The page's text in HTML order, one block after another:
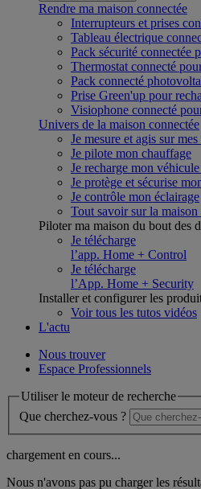
Rendre ma maison connectée
Interrupteurs et prises
Tableau électrique
Pack sécurité connectée
Thermostat connecté
Pack connecté
Prise Green'up pour
Visiophone connecté
Univers de la maison connectée
Je mesure et agis sur
Je pilote mon chauffage
Je recharge mon
Je protège et sécurise
Je contrôle mon éclairage
Tout savoir sur la maison
Piloter ma maison du bout des
Je télécharge
l’app. Home + Control
Je télécharge
l’App. Home + Security
Installer et configurer les
Voir tous les tutos vidéos
L'actu
Nous trouver
Espace Professionnels
Utiliser le moteur de recherche
Que cherchez-vous ?
chargement en cours...
Nous n'avons pas pu charger les